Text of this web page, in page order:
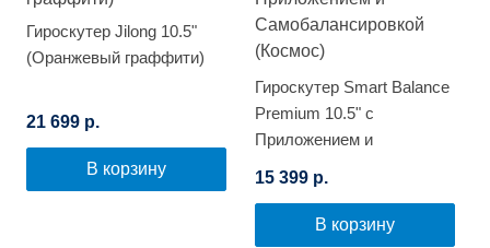
Гироскутер Jilong 10.5"
(Оранжевый граффити)
21 699 р.
В корзину
Гироскутер Smart Balance
Premium 10.5" с
Приложением и
(Космос)
15 399 р.
В корзину